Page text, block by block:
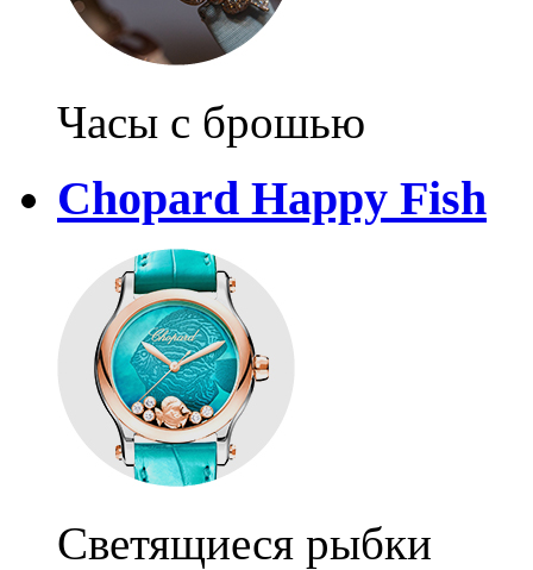
Часы с брошью
Chopard Happy Fish
Светящиеся рыбки